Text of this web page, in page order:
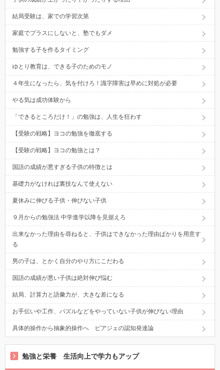
結局受験は、家での学習次第
家庭でプラスにしないと、塾でもダメ
勉強する子を作るタイミング
ゆとり教育は、できる子のためのモノ
４年生になったら、気を付けろ！識字障害は早めに対処が必要
やる気は成功体験から
「できるところだけ！」の勉強は、人生を狂わす
【受験の戦略】ヨコの勉強を徹底する
【受験の戦略】ヨコの勉強とは？
国語の成績が悪すぎる子供の特徴とは
基礎力がなければ裏技なんて使えない
夏休みに伸びる子供・伸びない子供
９月からの勉強法 中学進学以降を見据えろ
出来なかった理由を尋ねると、子供はできなかった理由ばかりを用意す
る
男の子は、とかく自分のやり方にこだわる
国語の成績が悪い子供は絶対伸び悩む
結局、計算力と語彙力が、大きな差になる
お手伝いや工作、パズルなどをやっていない子供が伸びない理由
具体的操作から抽象的操作へ ピアジェの認知発達論
勉強と栄養 生活向上で学力もアップ